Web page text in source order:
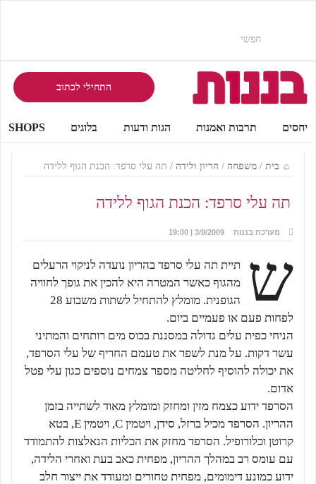
התחילי לכתוב
יחסים תרבות ואמנות הגות ודעות בלוגים SHOPS
בית / משפחה / הריון ולידה / תה עלי סרפד: הכנת הגוף ללידה
תה עלי סרפד: הכנת הגוף ללידה
מערכת בננות 3/9/2009 | 19:00
ש
תיית תה עלי סרפד בהריון נועדה לניקוי הרעלים
מהגוף כאשר המטרה היא להכין את גופך לחוויה
הגופנית. מומלץ להתחיל לשתות משבוע 28
לפחות פעם או פעמיים ביום.
הניחי כפית עלים גדולה במסננת בכוס מים רותחים והמתיני
עשר דקות. על מנת לשפר את טעמם החריף של עלי הסרפד,
את יכולה להוסיף לחליטה מספר צמחים נוספים כגון עלי פטל
אדום.
הסרפד ידוע כצמח מזין ומחזק ומומלץ מאוד לשתייה בזמן
ההריון. הסרפד מכיל ברזל, סידן, ויטמין C, ויטמין E, בטא
קרוטן וכלורופיל. הסרפד מחזק את הכליות הנאלצות להתמודד
עם עומס רב במהלך ההריון, מפחית כאב בעת ואחרי הלידה,
ידוע כמונע דימומים, מפחית טחורים ומעודד את ייצור חלב